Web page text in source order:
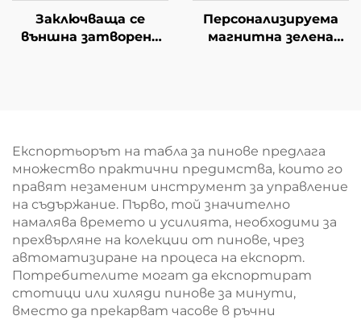
Заключваща се
външна затворена
ключ, монтирани на
стена с алуминиева
рамка
Персонализируема
магнитна зелена
Експортьорът на табла за пинове предлага
множество практични предимства, които го
правят незаменим инструмент за управление
на съдържание. Първо, той значително
намалява времето и усилията, необходими за
прехвърляне на колекции от пинове, чрез
автоматизиране на процеса на експорт.
Потребителите могат да експортират
стотици или хиляди пинове за минути,
вместо да прекарват часове в ръчни